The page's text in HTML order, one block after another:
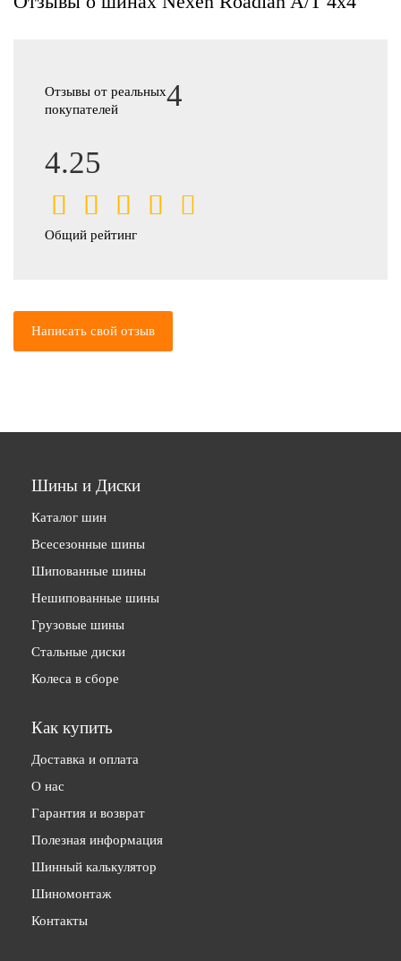
4
Отзывы от реальных
покупателей
4.25
Общий рейтинг
Написать свой отзыв
Шины и Диски
Каталог шин
Всесезонные шины
Шипованные шины
Нешипованные шины
Грузовые шины
Стальные диски
Колеса в сборе
Как купить
Доставка и оплата
О нас
Гарантия и возврат
Полезная информация
Шинный калькулятор
Шиномонтаж
Контакты